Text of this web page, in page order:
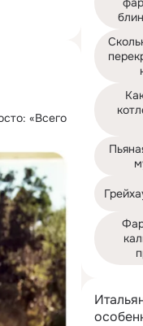
«Всего